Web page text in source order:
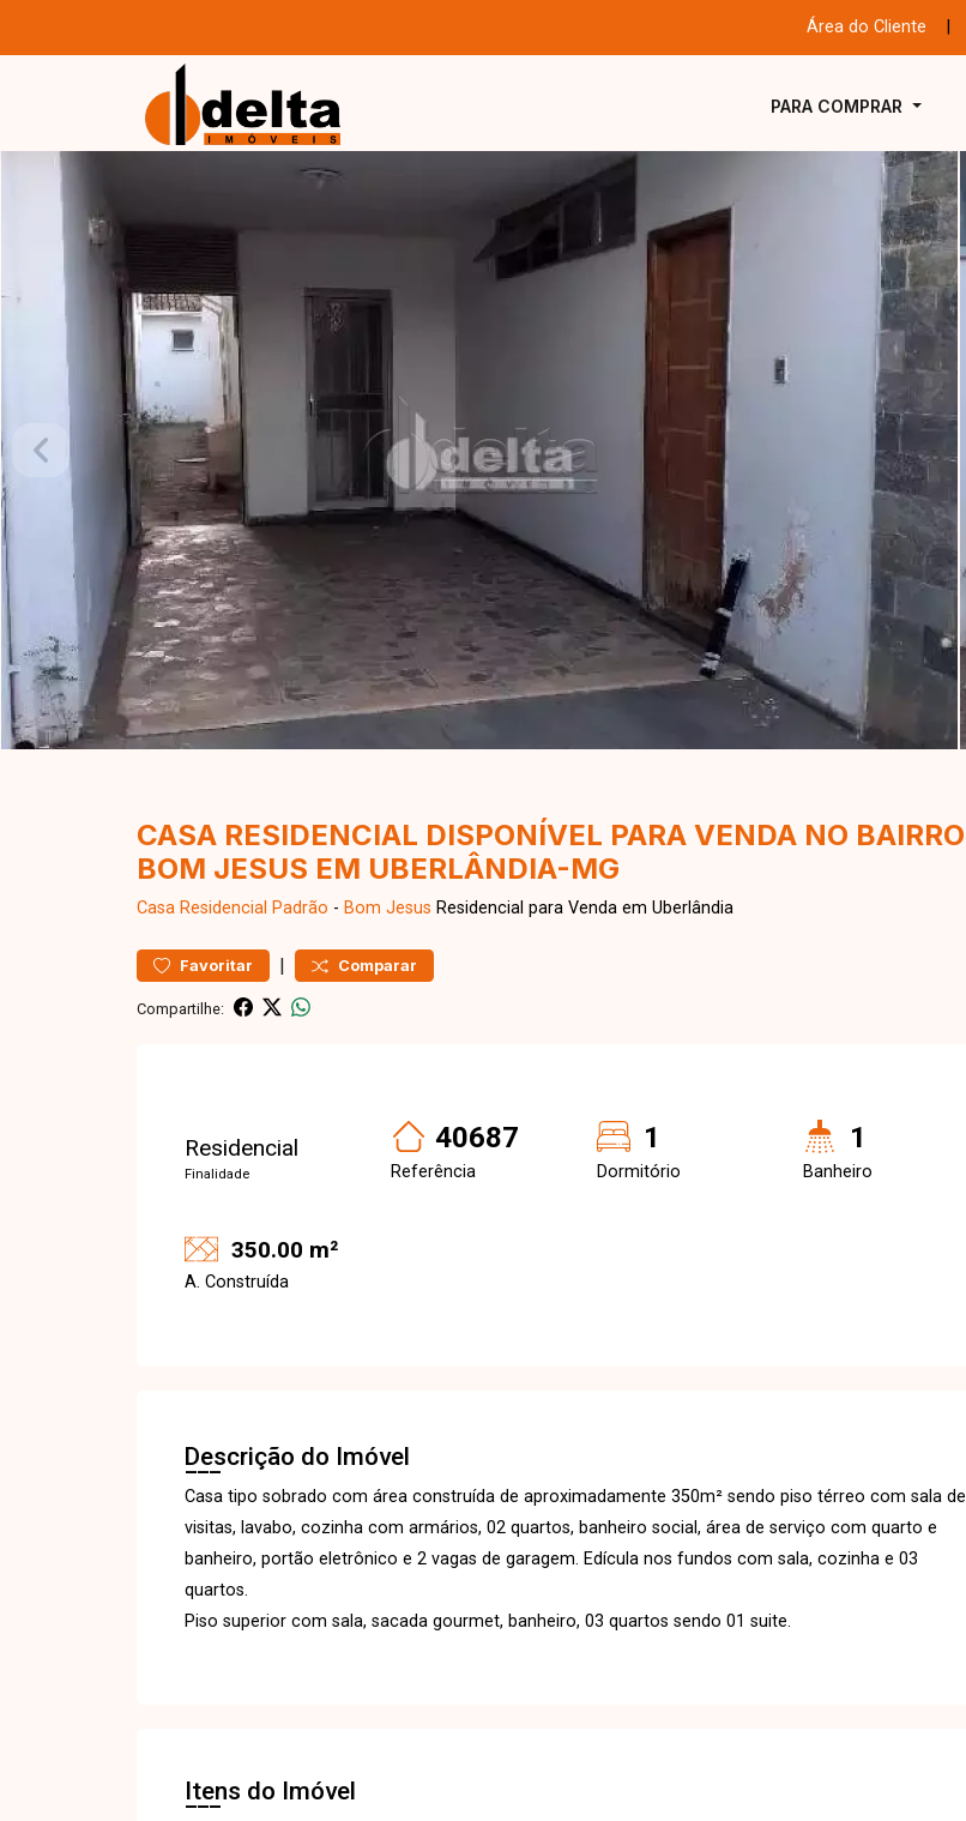
Área do Cliente
PARA COMPRAR
CASA RESIDENCIAL DISPONÍVEL PARA VENDA NO BAIRRO
BOM JESUS EM UBERLÂNDIA-MG
Casa Residencial Padrão - Bom Jesus Residencial para Venda em Uberlândia
Favoritar | Comparar
Compartilhe:
Residencial
Finalidade
40687
Referência
1
Dormitório
1
Banheiro
350.00 m²
A. Construída
Descrição do Imóvel
Casa tipo sobrado com área construída de aproximadamente 350m² sendo piso térreo com sala de
visitas, lavabo, cozinha com armários, 02 quartos, banheiro social, área de serviço com quarto e
banheiro, portão eletrônico e 2 vagas de garagem. Edícula nos fundos com sala, cozinha e 03
quartos.
Piso superior com sala, sacada gourmet, banheiro, 03 quartos sendo 01 suite.
Itens do Imóvel